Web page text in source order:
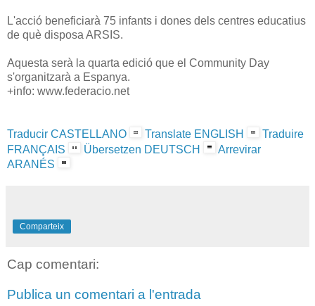
L'acció beneficiarà 75 infants i dones dels centres educatius
de què disposa ARSIS.
Aquesta serà la quarta edició que el Community Day
s'organitzarà a Espanya.
+info: www.federacio.net
Traducir CASTELLANO Translate ENGLISH
Traduire
FRANÇAIS
Übersetzen DEUTSCH
Arrevirar
ARANÉS
Comparteix
Cap comentari:
Publica un comentari a l'entrada